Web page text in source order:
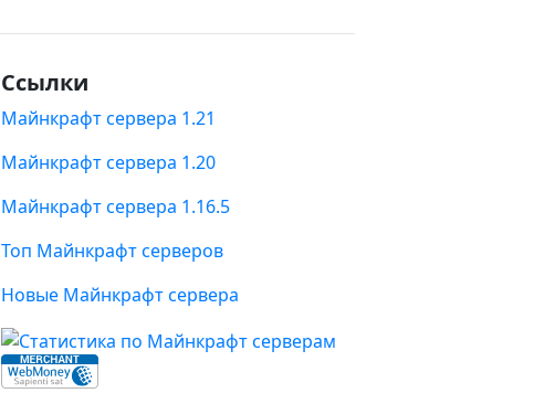
Ссылки
Майнкрафт сервера 1.21
Майнкрафт сервера 1.20
Майнкрафт сервера 1.16.5
Топ Майнкрафт серверов
Новые Майнкрафт сервера